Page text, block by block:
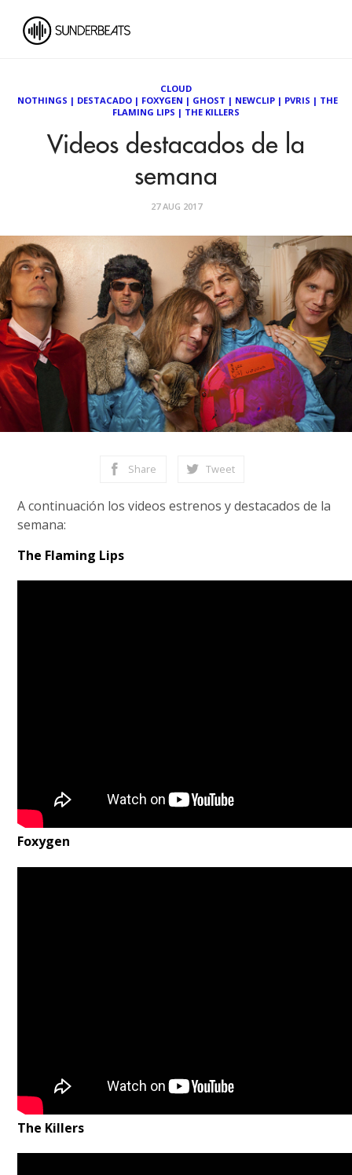
CLOUD
NOTHINGS | DESTACADO | FOXYGEN | GHOST | NEWCLIP | PVRIS | THE
FLAMING LIPS | THE KILLERS
Videos destacados de la
semana
27 AUG 2017
Share Tweet
A continuación los videos estrenos y destacados de la
semana:
The Flaming Lips
Foxygen
The Killers